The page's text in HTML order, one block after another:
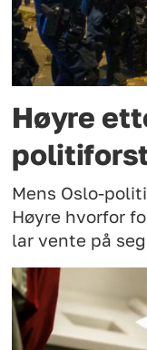
Høyre
Mens Oslo-
Høyre hvorfor
lar vente på